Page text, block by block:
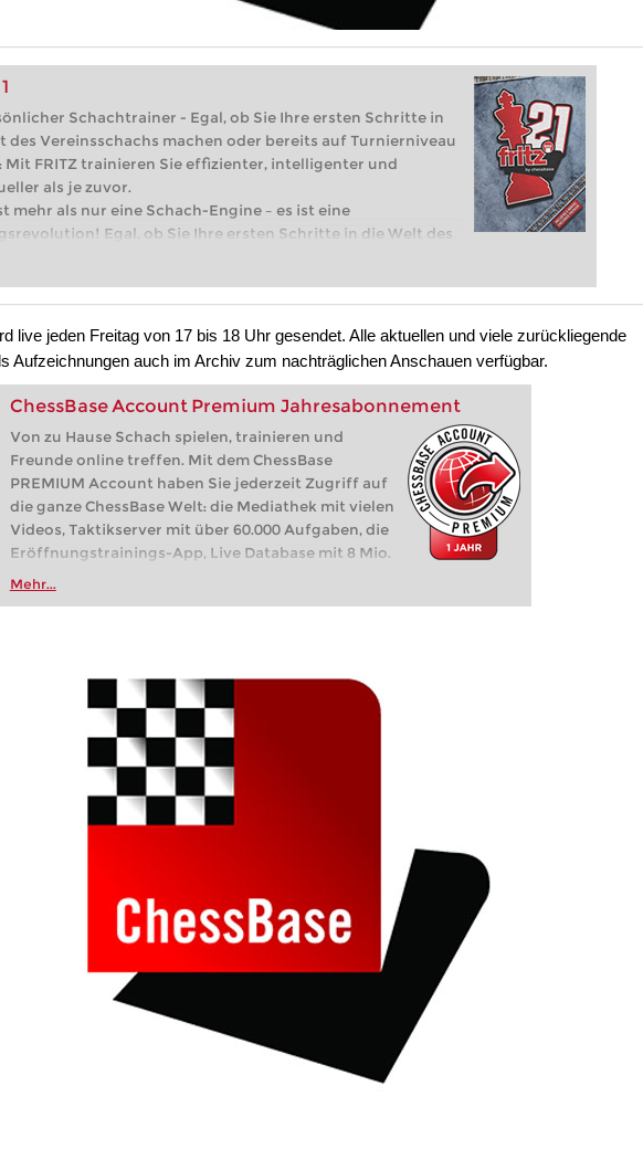
Schachtrainer - Egal, ob Sie Ihre ersten Schritte in
des Vereinsschachs machen oder bereits auf Turnierniveau
Mit FRITZ trainieren Sie effizienter, intelligenter und
als je zuvor.
mehr als nur eine Schach-Engine – es ist eine
Egal, ob Sie Ihre ersten Schritte in die Welt des
machen oder bereits auf Turnierniveau spielen: Mit
live jeden Freitag von 17 bis 18 Uhr gesendet. Alle aktuellen und viele zurückliegende
Aufzeichnungen auch im Archiv zum nachträglichen Anschauen verfügbar.
ChessBase Account Premium Jahresabonnement
Von zu Hause Schach spielen, trainieren und
Freunde online treffen. Mit dem ChessBase
PREMIUM Account haben Sie jederzeit Zugriff auf
die ganze ChessBase Welt: die Mediathek mit vielen
Videos, Taktikserver mit über 60.000 Aufgaben, die
Eröffnungstrainings-App, Live Database mit 8 Mio.
Partien, der Online-Fritz, Let's Check,
Mehr...